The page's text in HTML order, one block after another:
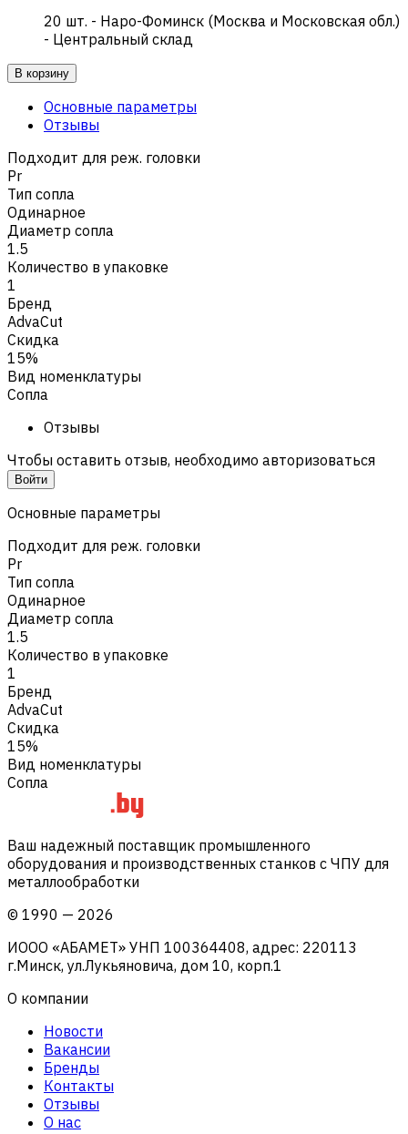
20 шт. - Наро-Фоминск (Москва и Московская обл.)
- Центральный склад
В корзину
Основные параметры
Отзывы
Подходит для реж. головки
Pr
Тип сопла
Одинарное
Диаметр сопла
1.5
Количество в упаковке
1
Бренд
AdvaCut
Скидка
15%
Вид номенклатуры
Сопла
Отзывы
Чтобы оставить отзыв, необходимо авторизоваться
Войти
Основные параметры
Подходит для реж. головки
Pr
Тип сопла
Одинарное
Диаметр сопла
1.5
Количество в упаковке
1
Бренд
AdvaCut
Скидка
15%
Вид номенклатуры
Сопла
Ваш надежный поставщик промышленного
оборудования и производственных станков с ЧПУ для
металлообработки
© 1990 — 2026
ИООО «АБАМЕТ» УНП 100364408, адрес: 220113
г.Минск, ул.Лукьяновича, дом 10, корп.1
О компании
Новости
Вакансии
Бренды
Контакты
Отзывы
О нас